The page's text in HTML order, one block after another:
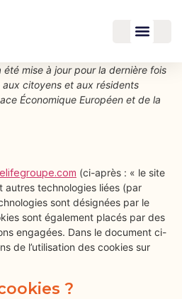
mise à jour pour la dernière fois
citoyens et aux résidents
Économique Européen et de la
(ci-après : « le site
autres technologies liées (par
sont désignées par le
sont également placés par des
engagées. Dans le document ci-
de l’utilisation des cookies sur
?